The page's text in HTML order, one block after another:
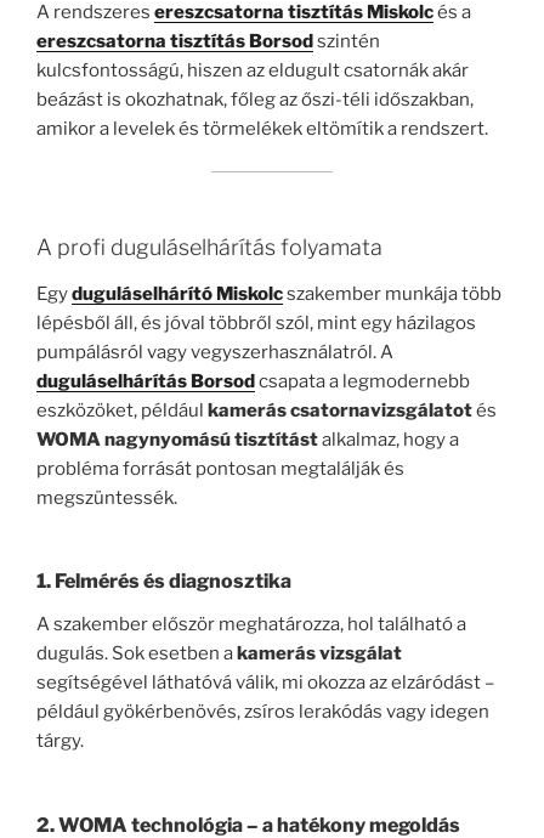
A rendszeres ereszcsatorna tisztítás Miskolcés a
ereszcsatorna tisztítás Borsodszintén
kulcsfontosságú, hiszen az eldugult csatornák akár
beázást is okozhatnak, főleg az őszi-téli időszakban,
amikor a levelek és törmelékek eltömítik a rendszert.
A profi duguláselhárítás folyamata
Egyduguláselhárító Miskolcszakember munkája több
lépésből áll, és jóval többről szól, mint egy házilagos
pumpálásról vagy vegyszerhasználatról. A
duguláselhárítás Borsodcsapata a legmodernebb
eszközöket, például kamerás csatornavizsgálatotés
WOMA nagynyomású tisztítástalkalmaz, hogy a
probléma forrását pontosan megtalálják és
megszüntessék.
1. Felmérés és diagnosztika
A szakember először meghatározza, hol található a
dugulás. Sok esetben akamerás vizsgálat
segítségével láthatóvá válik, mi okozza az elzáródást –
például gyökérbenövés, zsíros lerakódás vagy idegen
tárgy.
2. WOMA technológia – a hatékony megoldás